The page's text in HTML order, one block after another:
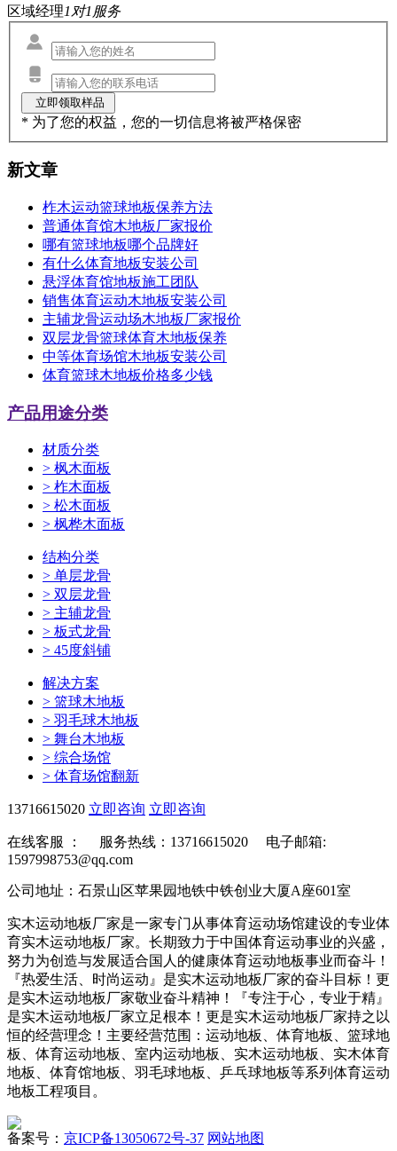
区域经理1对1服务
* 为了您的权益，您的一切信息将被严格保密
新文章
柞木运动篮球地板保养方法
普通体育馆木地板厂家报价
哪有篮球地板哪个品牌好
有什么体育地板安装公司
悬浮体育馆地板施工团队
销售体育运动木地板安装公司
主辅龙骨运动场木地板厂家报价
双层龙骨篮球体育木地板保养
中等体育场馆木地板安装公司
体育篮球木地板价格多少钱
产品用途分类
材质分类
> 枫木面板
> 柞木面板
> 松木面板
> 枫桦木面板
结构分类
> 单层龙骨
> 双层龙骨
> 主辅龙骨
> 板式龙骨
> 45度斜铺
解决方案
> 篮球木地板
> 羽毛球木地板
> 舞台木地板
> 综合场馆
> 体育场馆翻新
13716615020 立即咨询 立即咨询
在线客服 ：
服务热线：13716615020 电子邮箱:
1597998753@qq.com
公司地址：石景山区苹果园地铁中铁创业大厦A座601室
实木运动地板厂家是一家专门从事体育运动场馆建设的专业体
育实木运动地板厂家。长期致力于中国体育运动事业的兴盛，
努力为创造与发展适合国人的健康体育运动地板事业而奋斗！
『热爱生活、时尚运动』是实木运动地板厂家的奋斗目标！更
是实木运动地板厂家敬业奋斗精神！『专注于心，专业于精』
是实木运动地板厂家立足根本！更是实木运动地板厂家持之以
恒的经营理念！主要经营范围：运动地板、体育地板、篮球地
板、体育运动地板、室内运动地板、实木运动地板、实木体育
地板、体育馆地板、羽毛球地板、乒乓球地板等系列体育运动
地板工程项目。
备案号： 京ICP备13050672号-37 网站地图